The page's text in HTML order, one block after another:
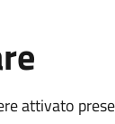
attivato